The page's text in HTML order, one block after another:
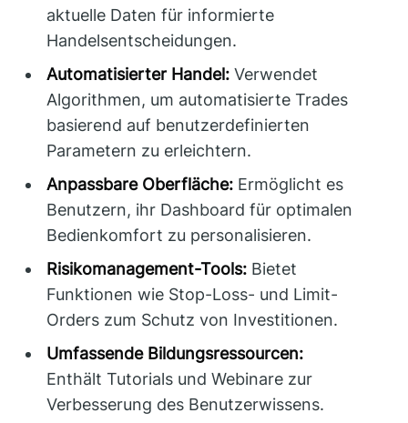
aktuelle Daten für informierte
Handelsentscheidungen.
Automatisierter Handel: Verwendet
Algorithmen, um automatisierte Trades
basierend auf benutzerdefinierten
Parametern zu erleichtern.
Anpassbare Oberfläche: Ermöglicht es
Benutzern, ihr Dashboard für optimalen
Bedienkomfort zu personalisieren.
Risikomanagement-Tools: Bietet
Funktionen wie Stop-Loss- und Limit-
Orders zum Schutz von Investitionen.
Umfassende Bildungsressourcen:
Enthält Tutorials und Webinare zur
Verbesserung des Benutzerwissens.